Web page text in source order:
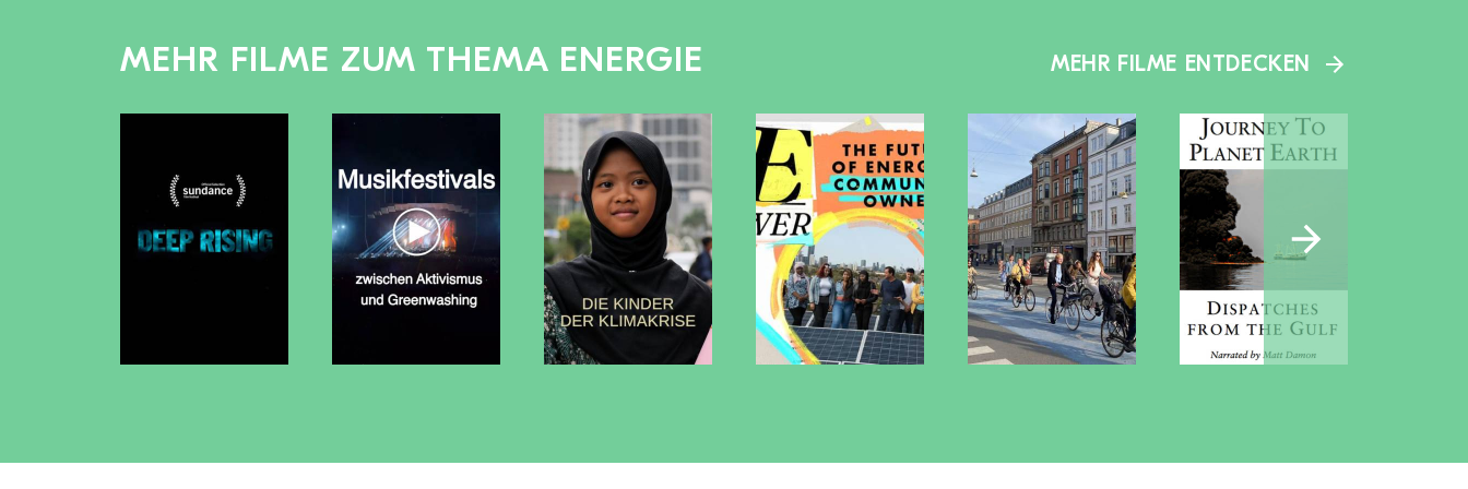
MEHR FILME ZUM THEMA ENERGIE MEHR FILME ENTDECKEN